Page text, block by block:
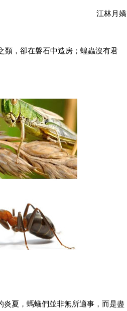
江林月嬌
類，卻在磐石中造房；蝗蟲沒有君
夏，螞蟻們並非無所適事，而是盡